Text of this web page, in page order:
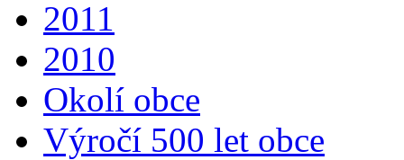
2011
2010
Okolí obce
Výročí 500 let obce